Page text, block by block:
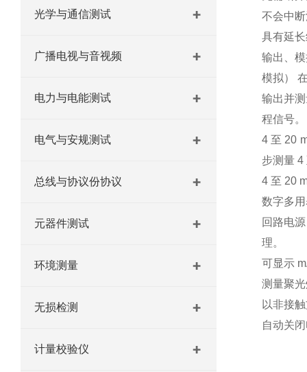
光学与通信测试
广播电视与音视频
电力与电能测试
电气与安规测试
总线与协议份协议
元器件测试
环境测量
无损检测
计量校验仪
不会中
具有延
输出、
模拟）
输出并
程信号
4 至 20
步测量 4
4 至 20
数字多
回路电
理。
可显示
测量聚
以非接
自动关